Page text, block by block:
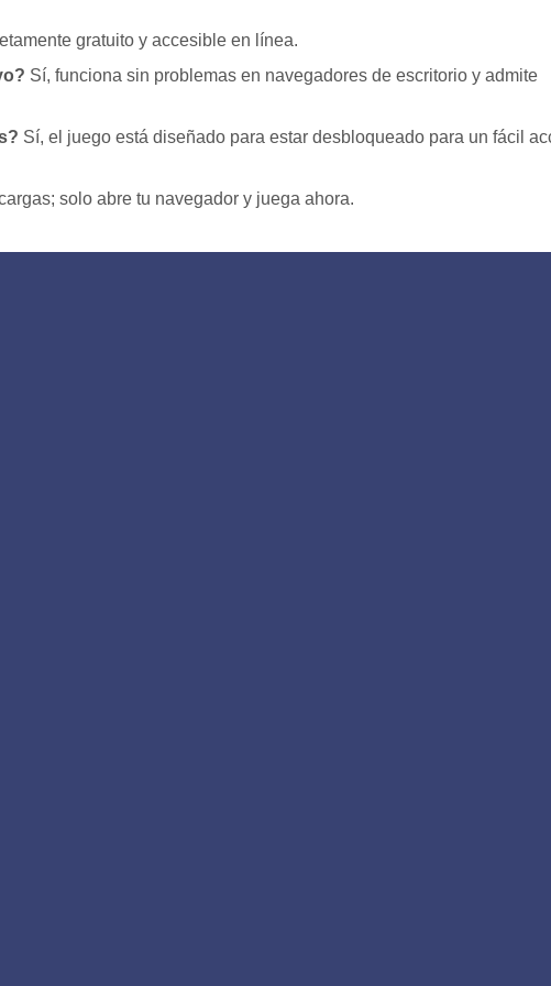
gratuito y accesible en línea.
Sí, funciona sin problemas en navegadores de escritorio y admite
Sí, el juego está diseñado para estar desbloqueado para un fácil
solo abre tu navegador y juega ahora.